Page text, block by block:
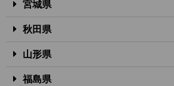
宮城県
秋田県
山形県
福島県